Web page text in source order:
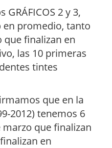
GRÁFICOS 2 y 3,
promedio, tanto
que finalizan en
las 10 primeras
tintes
que en la
2012) tenemos 6
que finalizan
en